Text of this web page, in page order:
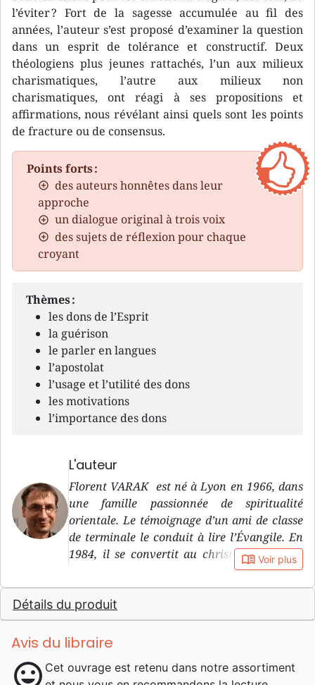
l’éviter ? Fort de la sagesse accumulée au fil des
années, l’auteur s’est proposé d’examiner la question
dans un esprit de tolérance et constructif. Deux
théologiens plus jeunes rattachés, l’un aux milieux
charismatiques, l’autre aux milieux non
charismatiques, ont réagi à ses propositions et
affirmations, nous révélant ainsi quels sont les points
de fracture ou de consensus.
Points forts :
des auteurs honnêtes dans leur
approche
un dialogue original à trois voix
des sujets de réflexion pour chaque
croyant
Thèmes :
les dons de l’Esprit
la guérison
le parler en langues
l’apostolat
l’usage et l’utilité des dons
les motivations
l’importance des dons
L'auteur
Florent VARAK est né à Lyon en 1966, dans
une famille passionnée de spiritualité
orientale. Le témoignage d’un ami de classe
de terminale le conduit à lire l’Évangile. En
1984, il se convertit au christianisme dans
une église évangélique baptiste. Il fait des
études de commerce aux États-Unis (B.S.B.A.
de University of Hartford, Connecticut,
1988), tout en participant à diverses
formations bibliques. Une jeune église de
à 25 années de travail pastoral au sein de
book_open Voir plus
Détails du produit
Avis du libraire
mood Cet ouvrage est retenu dans notre assortiment